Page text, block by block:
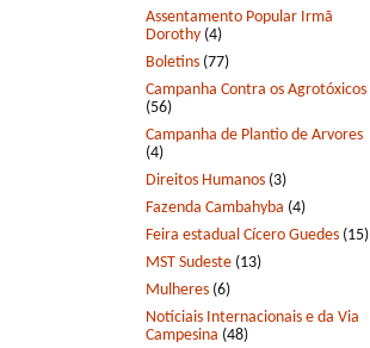
Assentamento Popular Irmã
Dorothy (4)
Boletins (77)
Campanha Contra os Agrotóxicos
(56)
Campanha de Plantio de Arvores
(4)
Direitos Humanos (3)
Fazenda Cambahyba (4)
Feira estadual Cícero Guedes (15)
MST Sudeste (13)
Mulheres (6)
Notíciais Internacionais e da Via
Campesina (48)